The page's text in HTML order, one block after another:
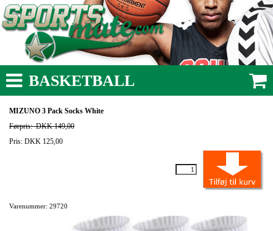
BASKETBALL
MIZUNO 3 Pack Socks White
Førpris:DKK 149,00
Pris: DKK 125,00
Varenummer: 29720